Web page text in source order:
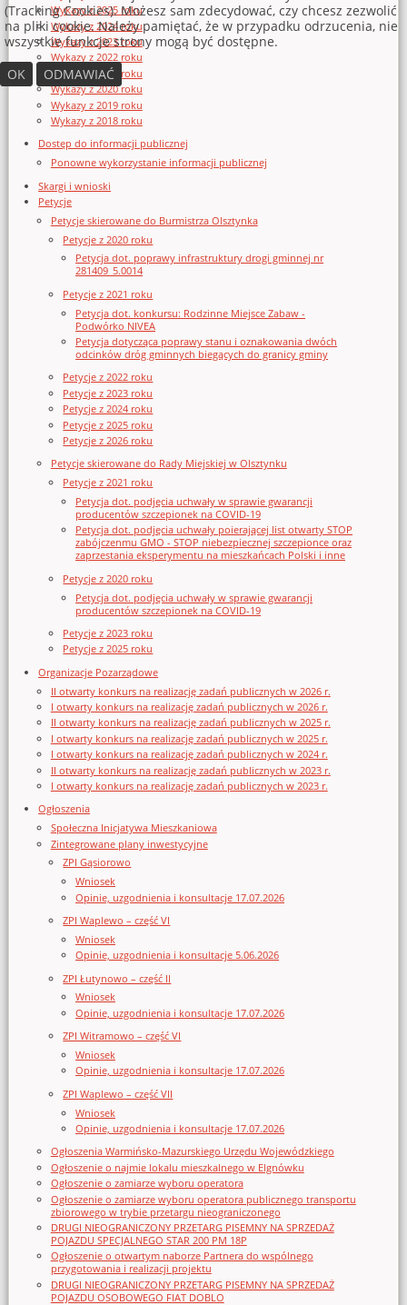
Wykazy z 2025 roku
Wykazy z 2024 roku
Wykazy z 2023 roku
Wykazy z 2022 roku
Wykazy z 2021 roku
Wykazy z 2020 roku
Wykazy z 2019 roku
Wykazy z 2018 roku
Dostęp do informacji publicznej
Ponowne wykorzystanie informacji publicznej
Skargi i wnioski
Petycje
Petycje skierowane do Burmistrza Olsztynka
Petycje z 2020 roku
Petycja dot. poprawy infrastruktury drogi gminnej nr
281409_5.0014
Petycje z 2021 roku
Petycja dot. konkursu: Rodzinne Miejsce Zabaw -
Podwórko NIVEA
Petycja dotycząca poprawy stanu i oznakowania dwóch
odcinków dróg gminnych biegących do granicy gminy
Petycje z 2022 roku
Petycje z 2023 roku
Petycje z 2024 roku
Petycje z 2025 roku
Petycje z 2026 roku
Petycje skierowane do Rady Miejskiej w Olsztynku
Petycje z 2021 roku
Petycja dot. podjęcia uchwały w sprawie gwarancji
producentów szczepionek na COVID-19
Petycja dot. podjęcia uchwały poierającej list otwarty STOP
zabójczenmu GMO - STOP niebezpiecznej szczepionce oraz
zaprzestania eksperymentu na mieszkańcach Polski i inne
Petycje z 2020 roku
Petycja dot. podjęcia uchwały w sprawie gwarancji
producentów szczepionek na COVID-19
Petycje z 2023 roku
Petycje z 2025 roku
Organizacje Pozarządowe
II otwarty konkurs na realizację zadań publicznych w 2026 r.
I otwarty konkurs na realizację zadań publicznych w 2026 r.
II otwarty konkurs na realizację zadań publicznych w 2025 r.
I otwarty konkurs na realizację zadań publicznych w 2025 r.
I otwarty konkurs na realizację zadań publicznych w 2024 r.
II otwarty konkurs na realizację zadań publicznych w 2023 r.
I otwarty konkurs na realizację zadań publicznych w 2023 r.
Ogłoszenia
Społeczna Inicjatywa Mieszkaniowa
Zintegrowane plany inwestycyjne
ZPI Gąsiorowo
Wniosek
Opinie, uzgodnienia i konsultacje 17.07.2026
ZPI Waplewo – część VI
Wniosek
Opinie, uzgodnienia i konsultacje 5.06.2026
ZPI Łutynowo – część II
Wniosek
Opinie, uzgodnienia i konsultacje 17.07.2026
ZPI Witramowo – część VI
Wniosek
Opinie, uzgodnienia i konsultacje 17.07.2026
ZPI Waplewo – część VII
Wniosek
Opinie, uzgodnienia i konsultacje 17.07.2026
Ogłoszenia Warmińsko-Mazurskiego Urzędu Wojewódzkiego
Ogłoszenie o najmie lokalu mieszkalnego w Elgnówku
Ogłoszenie o zamiarze wyboru operatora
Ogłoszenie o zamiarze wyboru operatora publicznego transportu
zbiorowego w trybie przetargu nieograniczonego
DRUGI NIEOGRANICZONY PRZETARG PISEMNY NA SPRZEDAŻ
POJAZDU SPECJALNEGO STAR 200 PM 18P
Ogłoszenie o otwartym naborze Partnera do wspólnego
przygotowania i realizacji projektu
DRUGI NIEOGRANICZONY PRZETARG PISEMNY NA SPRZEDAŻ
POJAZDU OSOBOWEGO FIAT DOBLO
(Tracking Cookies). Możesz sam zdecydować, czy chcesz zezwolić
na pliki cookie. Należy pamiętać, że w przypadku odrzucenia, nie
wszystkie funkcje strony mogą być dostępne.
OK
ODMAWIAĆ